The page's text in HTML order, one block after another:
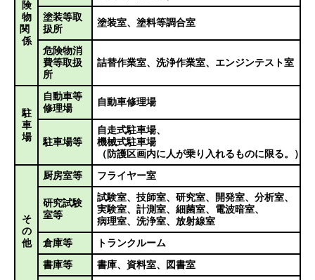
険
物
関
係
塗装等取
扱所
塗装室、塗料等調合室
危険物消
費等取扱
所
詰替作業室、 洗浄作業室、 エンジンテスト室
駐
車
場
自動車等
修理場
自動車修理場
駐車場等
自走式駐車場、
機械式駐車場
（防護区画内に人が乗り入れるものに限る。）
そ
の
他
厨房室等 フライヤー室
研究試験
室等
試験室、 技師室、 研究室、 開発室、 分析室、
実験室、 計測室、 細菌室、 電波暗室、
病理室、 洗浄室、 放射線室
倉庫等 トランクルーム
書庫等 書庫、 資料室、 図書室